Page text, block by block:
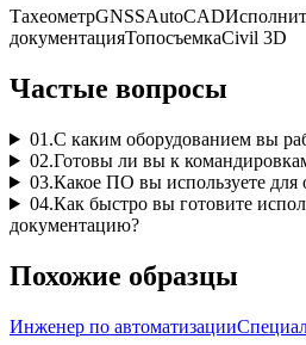
ТахеометрGNSSAutoCAD
документацияТопосъемкаCivil 3D
Частые вопросы
01 .С каким оборудованием вы
02.Готовы ли вы к
03.Какое ПО вы используете для
04.Как быстро вы готовите
документацию?
Похожие образцы
Инженер по автоматизации